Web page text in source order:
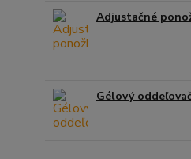
Adjustačné
Gélový